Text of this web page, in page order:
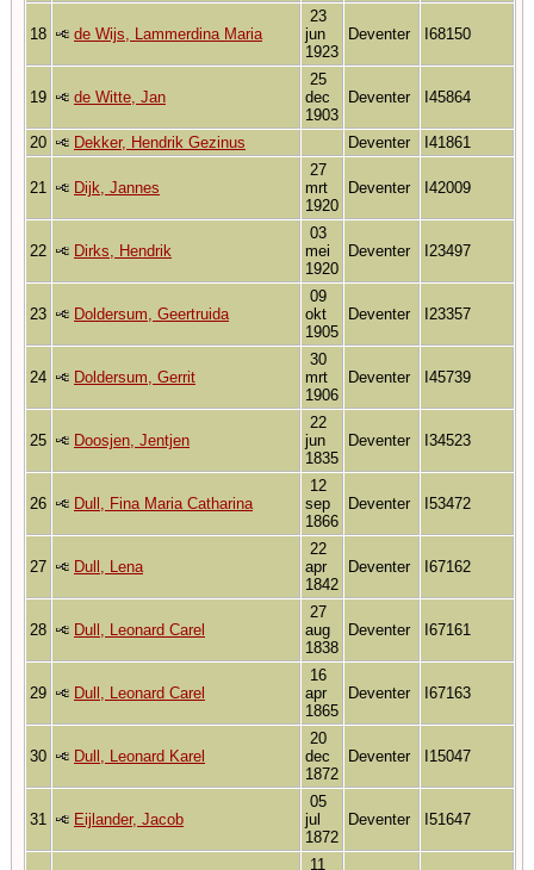
18 de Wijs, Lammerdina Maria
23
jun
1923
Deventer I68150
19 de Witte, Jan
25
dec
1903
Deventer I45864
20 Dekker, Hendrik Gezinus Deventer I41861
21 Dijk, Jannes
27
mrt
1920
Deventer I42009
22 Dirks, Hendrik
03
mei
1920
Deventer I23497
23 Doldersum, Geertruida
09
okt
1905
Deventer I23357
24 Doldersum, Gerrit
30
mrt
1906
Deventer I45739
25 Doosjen, Jentjen
22
jun
1835
Deventer I34523
26 Dull, Fina Maria Catharina
12
sep
1866
Deventer I53472
27 Dull, Lena
22
apr
1842
Deventer I67162
28 Dull, Leonard Carel
27
aug
1838
Deventer I67161
29 Dull, Leonard Carel
16
apr
1865
Deventer I67163
30 Dull, Leonard Karel
20
dec
1872
Deventer I15047
31 Eijlander, Jacob
05
jul
1872
Deventer I51647
11